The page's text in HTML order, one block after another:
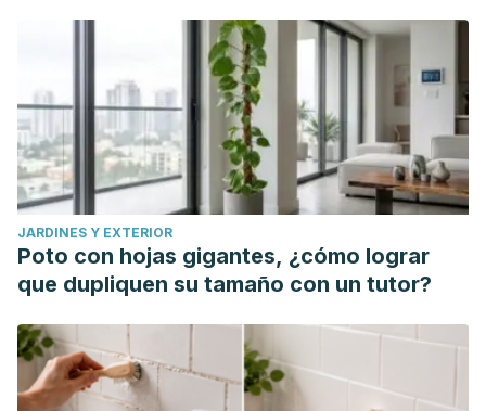
JARDINES Y EXTERIOR
Poto con hojas gigantes, ¿cómo lograr
que dupliquen su tamaño con un tutor?